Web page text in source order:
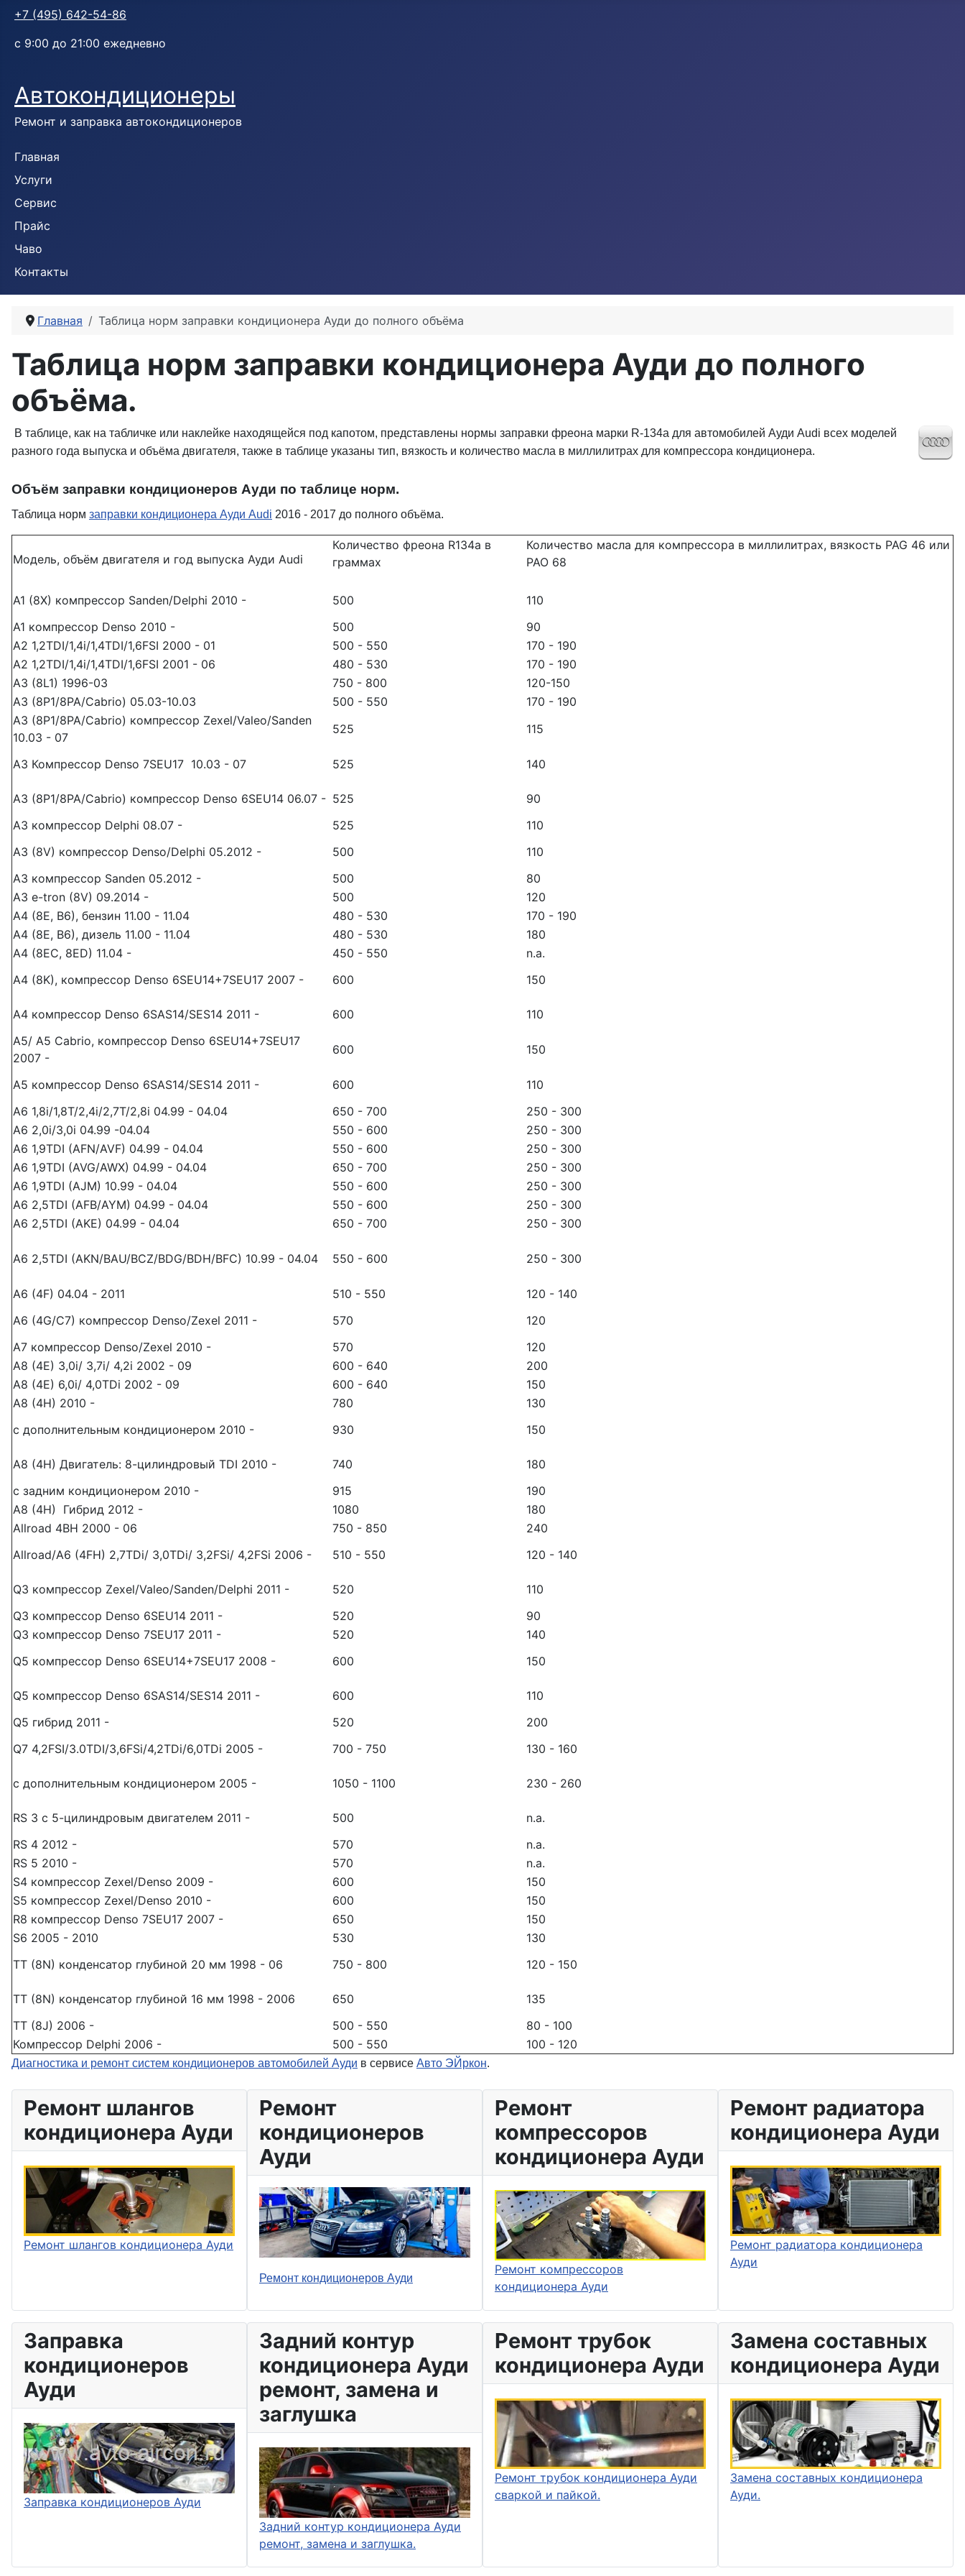
+7 (495) 642-54-86
с 9:00 до 21:00 ежедневно
Автокондиционеры
Ремонт и заправка автокондиционеров
Главная
Услуги
Сервис
Прайс
Чаво
Контакты
Главная Таблица норм заправки кондиционера Ауди до полного объёма
Таблица норм заправки кондиционера Ауди до полного
объёма.
В таблице, как на табличке или наклейке находящейся под капотом, представлены нормы заправки фреона марки R-134a для автомобилей Ауди Audi всех моделей
разного года выпуска и объёма двигателя, также в таблице указаны тип, вязкость и количество масла в миллилитрах для компрессора кондиционера.
Объём заправки кондиционеров Ауди по таблице норм.
Таблица норм заправки кондиционера Ауди Audi 2016 - 2017 до полного объёма.
Модель, объём двигателя и год выпуска Ауди Audi
Количество фреона R134a в
граммах
Количество масла для компрессора в миллилитрах, вязкость PAG 46 или
PAO 68
A1 (8X) компрессор Sanden/Delphi 2010 - 500
110
A1 компрессор Denso 2010 -
500
90
A2 1,2TDI/1,4i/1,4TDI/1,6FSI 2000 - 01
500 - 550
170 - 190
A2 1,2TDI/1,4i/1,4TDI/1,6FSI 2001 - 06
480 - 530
170 - 190
A3 (8L1) 1996-03
750 - 800
120-150
A3 (8P1/8PA/Cabrio) 05.03-10.03
500 - 550
170 - 190
A3 (8P1/8PA/Cabrio) компрессор Zexel/Valeo/Sanden
10.03 - 07
525 115
A3 Компрессор Denso 7SEU17 10.03 - 07 525 140
A3 (8P1/8PA/Cabrio) компрессор Denso 6SEU14 06.07 - 525
90
A3 компрессор Delphi 08.07 -
525
110
A3 (8V) компрессор Denso/Delphi 05.2012 -
500
110
A3 компрессор Sanden 05.2012 -
500
80
A3 e-tron (8V) 09.2014 -
500
120
A4 (8E, B6), бензин 11.00 - 11.04
480 - 530
170 - 190
A4 (8E, B6), дизель 11.00 - 11.04
480 - 530
180
A4 (8EC, 8ED) 11.04 -
450 - 550
n.a.
A4 (8K), компрессор Denso 6SEU14+7SEU17 2007 -
600 150
A4 компрессор Denso 6SAS14/SES14 2011 - 600
110
A5/ A5 Cabrio, компрессор Denso 6SEU14+7SEU17
2007 -
600 150
A5 компрессор Denso 6SAS14/SES14 2011 - 600
110
A6 1,8i/1,8T/2,4i/2,7T/2,8i 04.99 - 04.04
650 - 700
250 - 300
A6 2,0i/3,0i 04.99 -04.04
550 - 600
250 - 300
A6 1,9TDI (AFN/AVF) 04.99 - 04.04
550 - 600
250 - 300
A6 1,9TDI (AVG/AWX) 04.99 - 04.04
650 - 700
250 - 300
A6 1,9TDI (AJM) 10.99 - 04.04
550 - 600
250 - 300
A6 2,5TDI (AFB/AYM) 04.99 - 04.04
550 - 600
250 - 300
A6 2,5TDI (AKE) 04.99 - 04.04
650 - 700 250 - 300
A6 2,5TDI (AKN/BAU/BCZ/BDG/BDH/BFC) 10.99 - 04.04 550 - 600 250 - 300
A6 (4F) 04.04 - 2011 510 - 550
120 - 140
A6 (4G/C7) компрессор Denso/Zexel 2011 -
570
120
A7 компрессор Denso/Zexel 2010 -
570
120
A8 (4E) 3,0i/ 3,7i/ 4,2i 2002 - 09
600 - 640
200
A8 (4E) 6,0i/ 4,0TDi 2002 - 09
600 - 640
150
A8 (4H) 2010 -
780
130
с дополнительным кондиционером 2010 -
930 150
A8 (4H) Двигатель: 8-цилиндровый TDI 2010 - 740
180
с задним кондиционером 2010 -
915
190
A8 (4H) Гибрид 2012 -
1080
180
Allroad 4BH 2000 - 06
750 - 850
240
Allroad/A6 (4FH) 2,7TDi/ 3,0TDi/ 3,2FSi/ 4,2FSi 2006 -
510 - 550 120 - 140
Q3 компрессор Zexel/Valeo/Sanden/Delphi 2011 - 520
110
Q3 компрессор Denso 6SEU14 2011 -
520
90
Q3 компрессор Denso 7SEU17 2011 -
520
140
Q5 компрессор Denso 6SEU14+7SEU17 2008 -
600 150
Q5 компрессор Denso 6SAS14/SES14 2011 - 600
110
Q5 гибрид 2011 -
520
200
Q7 4,2FSI/3.0TDI/3,6FSi/4,2TDi/6,0TDi 2005 -
700 - 750 130 - 160
с дополнительным кондиционером 2005 - 1050 - 1100 230 - 260
RS 3 с 5-цилиндровым двигателем 2011 - 500
n.a.
RS 4 2012 -
570
n.a.
RS 5 2010 -
570
n.a.
S4 компрессор Zexel/Denso 2009 -
600
150
S5 компрессор Zexel/Denso 2010 -
600
150
R8 компрессор Denso 7SEU17 2007 -
650
150
S6 2005 - 2010
530
130
TT (8N) конденсатор глубиной 20 мм 1998 - 06
750 - 800 120 - 150
TT (8N) конденсатор глубиной 16 мм 1998 - 2006 650
135
TT (8J) 2006 -
500 - 550
80 - 100
Компрессор Delphi 2006 -
500 - 550 100 - 120
Диагностика и ремонт систем кондиционеров автомобилей Ауди в сервисе Авто ЭЙркон.
Ремонт шлангов
кондиционера Ауди
Ремонт шлангов кондиционера Ауди
Ремонт
кондиционеров
Ауди
Ремонт кондиционеров Ауди
Ремонт
компрессоров
кондиционера Ауди
Ремонт компрессоров
кондиционера Ауди
Ремонт радиатора
кондиционера Ауди
Ремонт радиатора кондиционера
Ауди
Заправка
кондиционеров
Ауди
Заправка кондиционеров Ауди
Задний контур
кондиционера Ауди
ремонт, замена и
заглушка
Задний контур кондиционера Ауди
ремонт, замена и заглушка.
Ремонт трубок
кондиционера Ауди
Ремонт трубок кондиционера Ауди
сваркой и пайкой.
Замена составных
кондиционера Ауди
Замена составных кондиционера
Ауди.